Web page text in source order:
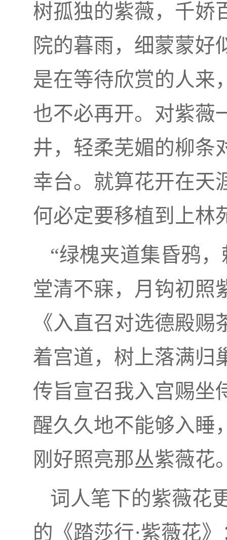
树孤独的紫薇，千娇
院的暮雨，细蒙蒙好
是在等待欣赏的人来
也不必再开。对紫薇
井，轻柔芜媚的柳条
幸台。就算花开在天
何必定要移植到上林
“绿槐夹道集昏鸦
堂清不寐，月钩初照
《入直召对选德殿
着宫道，树上落满归
传旨宣召我入宫赐坐
醒久久地不能够入睡
刚好照亮那丛紫薇花
词人笔下的紫薇花
的《踏莎行·紫薇花